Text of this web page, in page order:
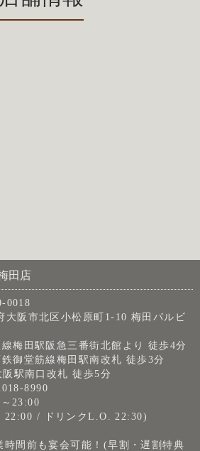
田店
0018
大阪市北区小松原町1-10 梅田パルビ
梅田駅阪急三番街北館より 徒歩4分
御堂筋線梅田駅南改札 徒歩3分
阪駅南口改札 徒歩5分
8990
23:00
22:00 / ドリンクL.O. 22:30)
間前も宴会可能！(早割・遅割特典